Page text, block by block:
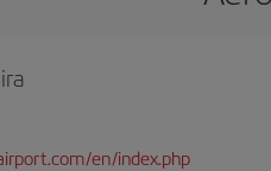
en/index.php